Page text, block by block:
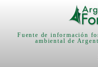
Fuente de información
ambiental de